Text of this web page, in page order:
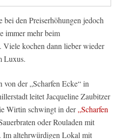
den Preiserhöhungen jedoch
immer mehr beim
Viele kochen dann lieber wieder
Luxus.
der „Scharfen Ecke“ in
leitet Jacqueline Zaubitzer
Wirtin schwingt in der„Scharfen
oder Rouladen mit
altehrwürdigen Lokal mit